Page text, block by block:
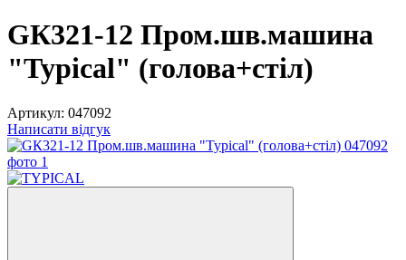
GК321-12 Пром.шв.машина
"Typical" (голова+стіл)
Артикул: 047092
Написати відгук